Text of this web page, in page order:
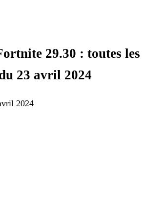
29.30 : toutes les
23 avril 2024
2024